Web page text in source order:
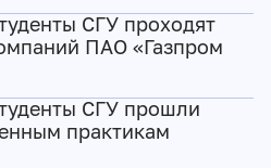
СГУ проходят
ПАО «Газпром
СГУ прошли
практикам